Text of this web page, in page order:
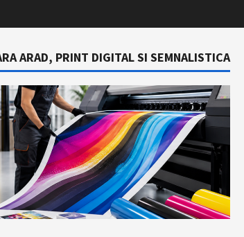
ARAD, PRINT DIGITAL SI SEMNALISTICA